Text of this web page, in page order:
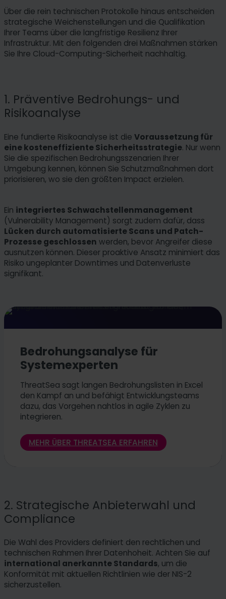
Über die rein technischen Protokolle hinaus entscheiden
strategische Weichenstellungen und die Qualifikation
Ihrer Teams über die langfristige Resilienz Ihrer
Infrastruktur. Mit den folgenden drei Maßnahmen stärken
Sie Ihre Cloud-Computing-Sicherheit nachhaltig.
1. Präventive Bedrohungs- und
Risikoanalyse
Eine fundierte Risikoanalyse ist die Voraussetzung für
eine kosteneffiziente Sicherheitsstrategie. Nur wenn
Sie die spezifischen Bedrohungsszenarien Ihrer
Umgebung kennen, können Sie Schutzmaßnahmen dort
priorisieren, wo sie den größten Impact erzielen.
Ein integriertes Schwachstellenmanagement
(Vulnerability Management) sorgt zudem dafür, dass
Lücken durch automatisierte Scans und Patch-
Prozesse geschlossen werden, bevor Angreifer diese
ausnutzen können. Dieser proaktive Ansatz minimiert das
Risiko ungeplanter Downtimes und Datenverluste
signifikant.
Bedrohungsanalyse für
Systemexperten
ThreatSea sagt langen Bedrohungslisten in Excel
den Kampf an und befähigt Entwicklungsteams
dazu, das Vorgehen nahtlos in agile Zyklen zu
integrieren.
MEHR ÜBER THREATSEA ERFAHREN
2. Strategische Anbieterwahl und
Compliance
Die Wahl des Providers definiert den rechtlichen und
technischen Rahmen Ihrer Datenhoheit. Achten Sie auf
international anerkannte Standards, um die
Konformität mit aktuellen Richtlinien wie der NIS-2
sicherzustellen.